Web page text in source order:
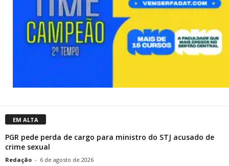
EM ALTA
PGR pede perda de cargo para ministro do STJ acusado de
crime sexual
Redação - 6 de agosto de 2026